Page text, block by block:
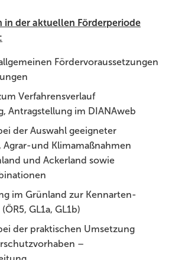
in der aktuellen Förderperiode
Fördervoraussetzungen
Verfahrensverlauf
Antragstellung im DIANAweb
der Auswahl geeigneter
Agrar-und Klimamaßnahmen
und Ackerland sowie
im Grünland zur Kennarten-
GL1a, GL1b)
der praktischen Umsetzung
–